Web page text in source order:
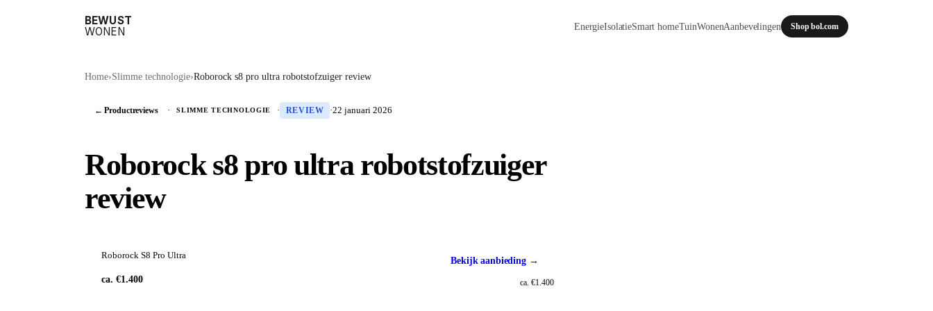
BEWUST
WONEN
EnergieIsolatieSmart homeTuinWonenAanbevelingen Shop bol.com
Home›Slimme technologie›Roborock s8 pro ultra robotstofzuiger review
← Productreviews · SLIMME TECHNOLOGIE · REVIEW ·22 januari 2026
Roborock s8 pro ultra robotstofzuiger
review
Roborock S8 Pro Ultra
ca. €1.400
Bekijk aanbieding →
ca. €1.400